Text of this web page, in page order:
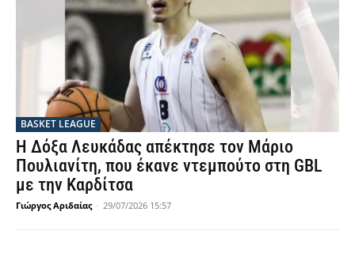
BASKET LEAGUE
Η Δόξα Λευκάδας απέκτησε τον Μάριο
Πουλιανίτη, που έκανε ντεμπούτο στη GBL
με την Καρδίτσα
Γιώργος Αριδαίας - 29/07/2026 15:57